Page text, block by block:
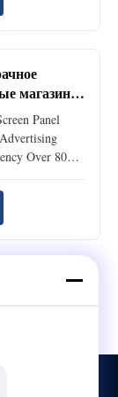
магазины
960 кс
Panel
Over 80%
LED
distance
see the